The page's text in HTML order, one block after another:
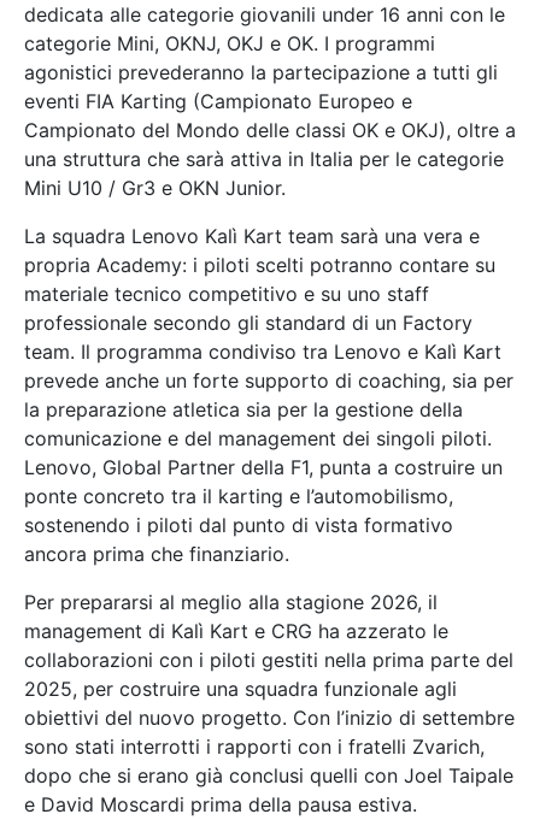
dedicata alle categorie giovanili under 16 anni con le
categorie Mini, OKNJ, OKJ e OK. I programmi
agonistici prevederanno la partecipazione a tutti gli
eventi FIA Karting (Campionato Europeo e
Campionato del Mondo delle classi OK e OKJ), oltre a
una struttura che sarà attiva in Italia per le categorie
Mini U10 / Gr3 e OKN Junior.
La squadra Lenovo Kalì Kart team sarà una vera e
propria Academy: i piloti scelti potranno contare su
materiale tecnico competitivo e su uno staff
professionale secondo gli standard di un Factory
team. Il programma condiviso tra Lenovo e Kalì Kart
prevede anche un forte supporto di coaching, sia per
la preparazione atletica sia per la gestione della
comunicazione e del management dei singoli piloti.
Lenovo, Global Partner della F1, punta a costruire un
ponte concreto tra il karting e l’automobilismo,
sostenendo i piloti dal punto di vista formativo
ancora prima che finanziario.
Per prepararsi al meglio alla stagione 2026, il
management di Kalì Kart e CRG ha azzerato le
collaborazioni con i piloti gestiti nella prima parte del
2025, per costruire una squadra funzionale agli
obiettivi del nuovo progetto. Con l’inizio di settembre
sono stati interrotti i rapporti con i fratelli Zvarich,
dopo che si erano già conclusi quelli con Joel Taipale
e David Moscardi prima della pausa estiva.